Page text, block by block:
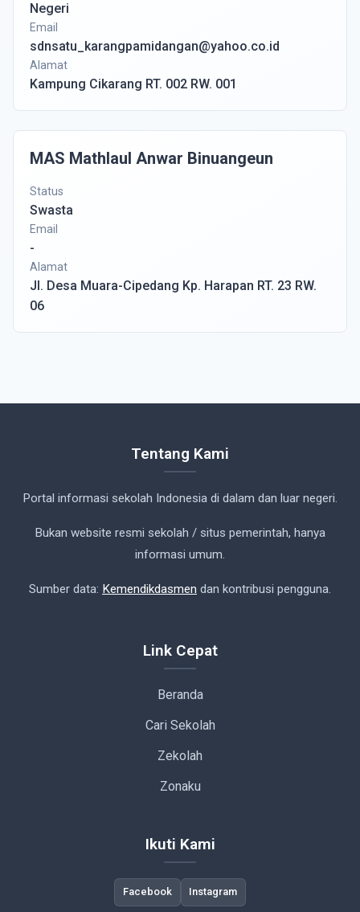
Negeri
Email
sdnsatu_karangpamidangan@yahoo.co.id
Alamat
Kampung Cikarang RT. 002 RW. 001
MAS Mathlaul Anwar Binuangeun
Status
Swasta
Email
-
Alamat
Jl. Desa Muara-Cipedang Kp. Harapan RT. 23 RW.
06
Tentang Kami
Portal informasi sekolah Indonesia di dalam dan luar negeri.
Bukan website resmi sekolah / situs pemerintah, hanya
informasi umum.
Sumber data: Kemendikdasmen dan kontribusi pengguna.
Link Cepat
Beranda
Cari Sekolah
Zekolah
Zonaku
Ikuti Kami
Facebook Instagram